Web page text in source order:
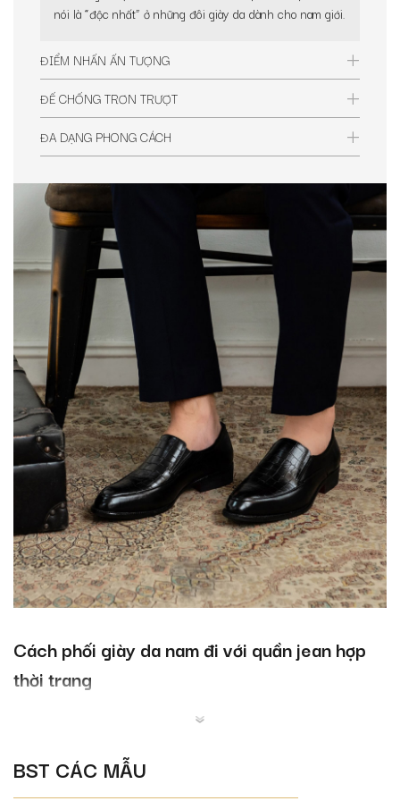
nói là “độc nhất” ở những đôi giày da dành cho nam giới.
ĐIỂM NHẤN ẤN TƯỢNG
ĐẾ CHỐNG TRƠN TRƯỢT
ĐA DẠNG PHONG CÁCH
Cách phối giày da nam đi với quần jean hợp
thời trang
Để có thể tự tin khi bước chân ra khỏi nhà thì cần có sự phối hợp ăn ý
chọn sai giày khiến bạn trở thành tâm điểm chú ý giữa đám đông. Hãy bỏ
túi những bí kíp nhỏ về cách kết hợp giày da mặc với quần jean dưới đây
BST CÁC MẪU